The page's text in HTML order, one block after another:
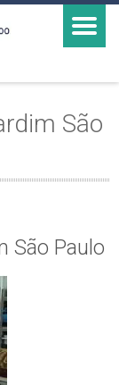
São
São Paulo